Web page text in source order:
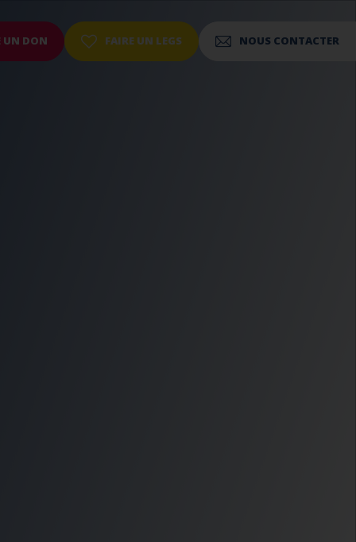
UN DON FAIRE UN LEGS NOUS CONTACTER